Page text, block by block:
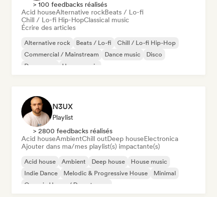
> 100 feedbacks réalisés
Acid houseAlternative rockBeats / Lo-fi
Chill / Lo-fi Hip-HopClassical music
Écrire des articles
Alternative rock Beats / Lo-fi
Chill / Lo-fi Hip-Hop
Commercial / Mainstream
Dance music
Disco
Dream pop
House music
N3UX
Playlist
> 2800 feedbacks réalisés
Acid houseAmbientChill outDeep houseElectronica
Ajouter dans ma/mes playlist(s) impactante(s)
Acid house Ambient Deep house
House music
Indie Dance
Melodic & Progressive House
Minimal
Organic House / Downtempo